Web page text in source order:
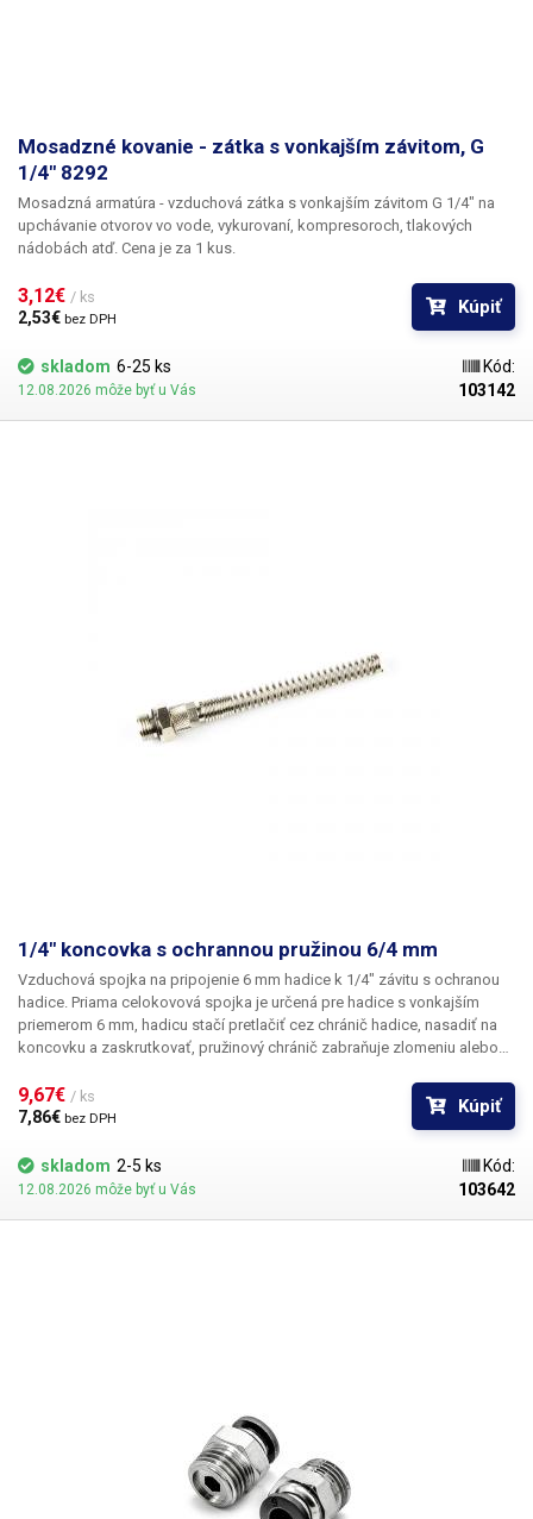
Mosadzné kovanie - zátka s vonkajším závitom, G
1/4" 8292
Mosadzná armatúra - vzduchová zátka s vonkajším závitom G 1/4" na
upchávanie otvorov vo vode, vykurovaní, kompresoroch, tlakových
nádobách atď. Cena je za 1 kus.
3,12€ / ks
2,53€ bez DPH
Kúpiť
skladom 6-25 ks
12.08.2026 môže byť u Vás
Kód:
103142
1/4" koncovka s ochrannou pružinou 6/4 mm
Vzduchová spojka na pripojenie 6 mm hadice k 1/4" závitu s ochranou
hadice. Priama celokovová spojka je určená pre hadice s vonkajším
priemerom 6 mm, hadicu stačí pretlačiť cez chránič hadice, nasadiť na
koncovku a zaskrutkovať, pružinový chránič zabraňuje zlomeniu alebo
9,67€ / ks
7,86€ bez DPH
Kúpiť
skladom 2-5 ks
12.08.2026 môže byť u Vás
Kód:
103642